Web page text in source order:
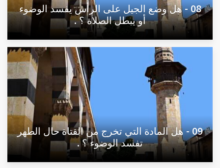
08 - هل وضع الجيل على الرأس يفسد الوضوء
أو يبطل الصلاة ؟ .
09 - هل المادة التي تخرج من الفتاة حال الطهر
تفسد الوضوء ؟ .